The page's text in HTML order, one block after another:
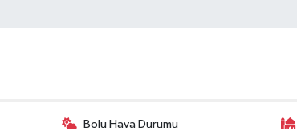
Bolu Hava Durumu